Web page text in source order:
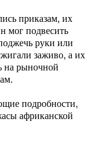
приказам, их
мог подвесить
руки или
заживо, а их
на рыночной
подробности,
африканской